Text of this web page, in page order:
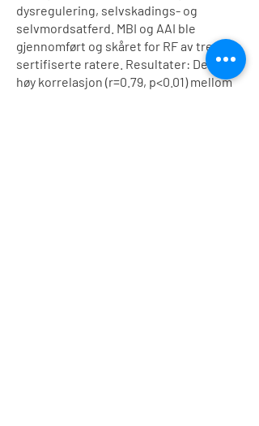
dysregulering, selvskadings- og
selvmordsatferd. MBI og AAI ble
gjennomført og skåret for RF av tre
sertifiserte ratere. Resultater: Det var
høy korrelasjon (r=0.79, p<0.01) mellom